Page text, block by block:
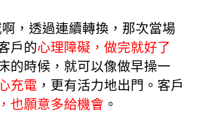
啊，透過連續轉換，那次當場
戶的心理障礙，做完就好了
的時候，就可以像做早操一
充電 ，更有活力地出門。客戶
也願意多給機會 。